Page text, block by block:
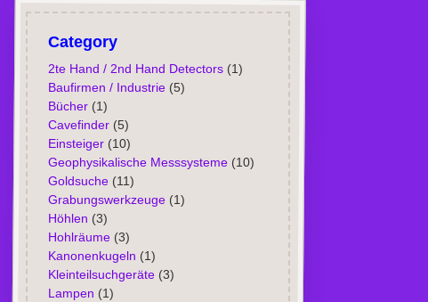
Category
2te Hand / 2nd Hand Detectors(1)
Baufirmen / Industrie(5)
Bücher(1)
Cavefinder(5)
Einsteiger(10)
Geophysikalische Messsysteme(10)
Goldsuche(11)
Grabungswerkzeuge(1)
Höhlen (3)
Hohlräume(3)
Kanonenkugeln (1)
Kleinteilsuchgeräte(3)
Lampen (1)